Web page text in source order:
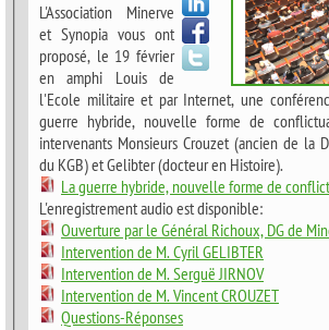
L'Association Minerve
et Synopia vous ont
proposé, le 19 février
en amphi Louis de
l'Ecole militaire et par Internet, une
guerre hybride, nouvelle forme de
intervenants Monsieurs Crouzet (ancien de la
du KGB) et Gelibter (docteur en Histoire).
La guerre hybride, nouvelle forme de
L'enregistrement audio est disponible:
Ouverture par le Général Richoux, DG de
Intervention de M. Cyril GELIBTER
Intervention de M. Serguë JIRNOV
Intervention de M. Vincent CROUZET
Questions-Réponses